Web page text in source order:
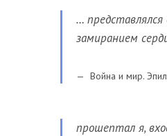
…
замиранием
Война и мир.
прошептал я,